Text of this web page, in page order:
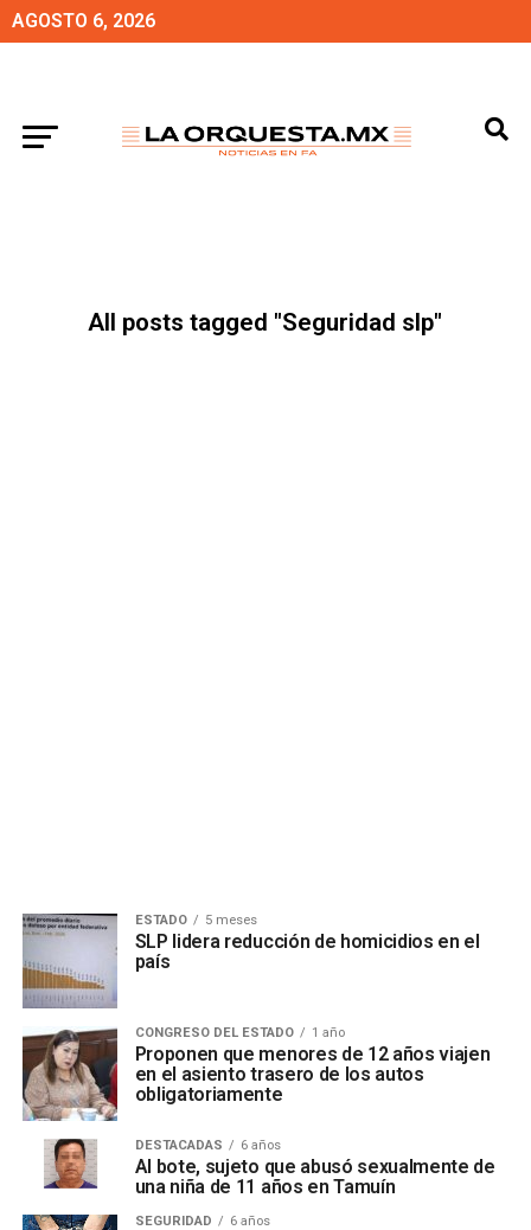
AGOSTO 6, 2026
All posts tagged "Seguridad slp"
ESTADO 5 meses
SLP lidera reducción de homicidios en el
país
CONGRESO DEL ESTADO 1 año
Proponen que menores de 12 años viajen
en el asiento trasero de los autos
obligatoriamente
DESTACADAS 6 años
Al bote, sujeto que abusó sexualmente de
una niña de 11 años en Tamuín
SEGURIDAD 6 años